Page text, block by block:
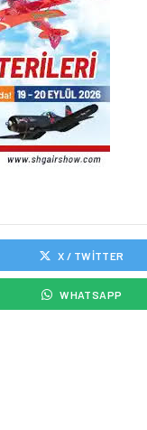
X / TWITTER
WHATSAPP